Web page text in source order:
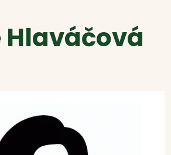
Hlaváčová